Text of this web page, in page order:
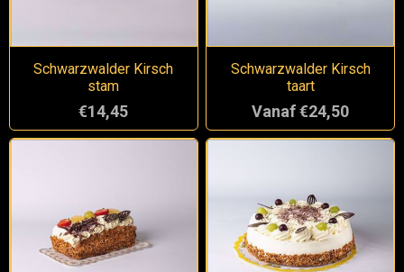
Schwarzwalder Kirsch
stam
€14,45
Schwarzwalder Kirsch
taart
Vanaf €24,50